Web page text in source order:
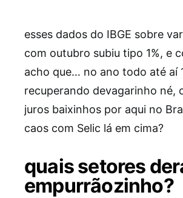
esses dados do IBGE sobre
com outubro subiu tipo 1%, e
acho que… no ano todo até aí
recuperando devagarinho né,
juros baixinhos por aqui no
caos com Selic lá em cima?
quais setores
empurrãozinho?